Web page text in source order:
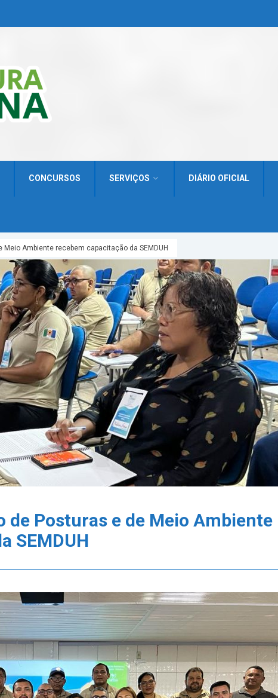
CONCURSOS SERVIÇOS DIÁRIO OFICIAL
Ambiente recebem capacitação da SEMDUH
de Posturas e de Meio Ambiente
SEMDUH